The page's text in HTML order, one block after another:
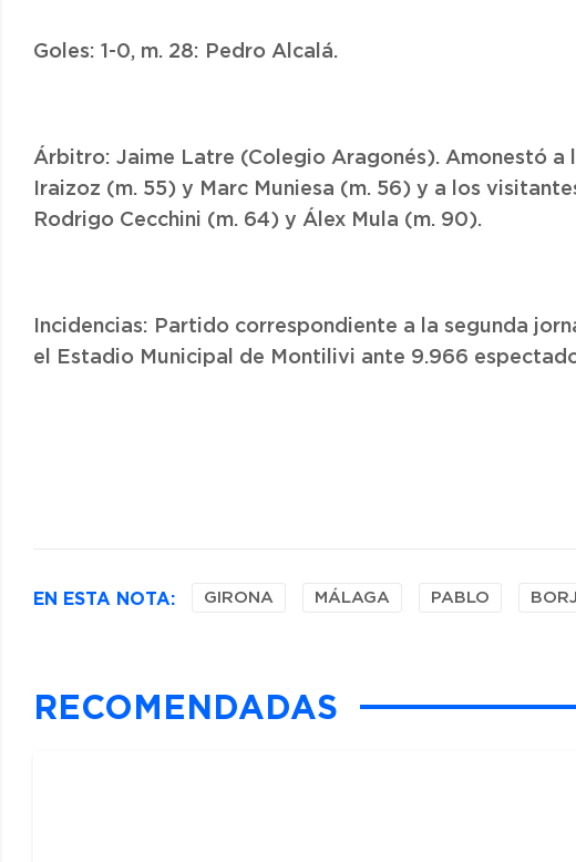
Goles: 1-0, m. 28: Pedro Alcalá.
Árbitro: Jaime Latre (Colegio Aragonés). Amonestó a
Iraizoz (m. 55) y Marc Muniesa (m. 56) y a los
Rodrigo Cecchini (m. 64) y Álex Mula (m. 90).
Incidencias: Partido correspondiente a la segunda
el Estadio Municipal de Montilivi ante 9.966
EN ESTA NOTA: GIRONA MÁLAGA PABLO
RECOMENDADAS